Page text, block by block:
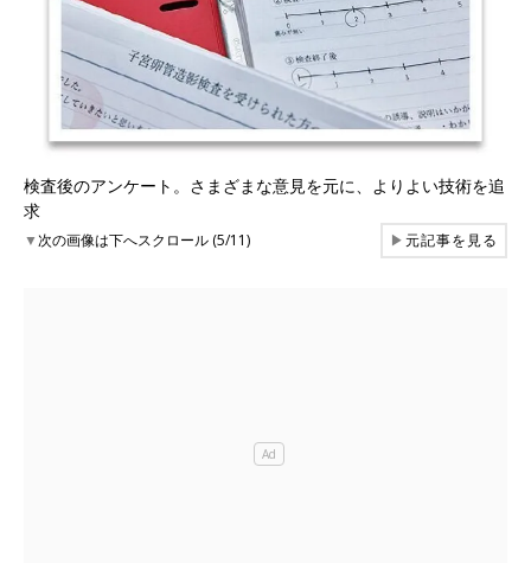
検査後のアンケート。さまざまな意見を元に、よりよい技術を追
求
▼次の画像は下へスクロール (5/11) ▶元記事を見る